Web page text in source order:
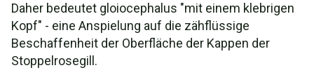
Daher bedeutet gloiocephalus "mit einem klebrigen
Kopf" - eine Anspielung auf die zähflüssige
Beschaffenheit der Oberfläche der Kappen der
Stoppelrosegill.